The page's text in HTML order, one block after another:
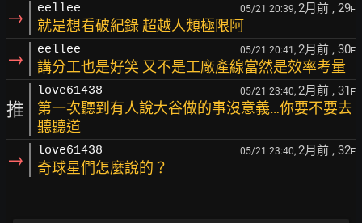
→ eellee 05/21 20:39, 2月前 , 29F
就是想看破紀錄 超越人類極限阿
→ eellee 05/21 20:41, 2月前 , 30F
講分工也是好笑 又不是工廠產線當然是效率考量
推
love61438 05/21 23:40, 2月前 , 31 F
第一次聽到有人說大谷做的事沒意義…你要不要去
聽聽道
→ love61438 05/21 23:40, 2月前 , 32F
奇球星們怎麼說的？